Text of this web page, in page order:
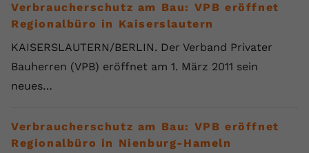
Verbraucherschutz am Bau: VPB eröffnet
Regionalbüro in Kaiserslautern
KAISERSLAUTERN/BERLIN. Der Verband Privater
Bauherren (VPB) eröffnet am 1. März 2011 sein
neues…
Verbraucherschutz am Bau: VPB eröffnet
Regionalbüro in Nienburg-Hameln